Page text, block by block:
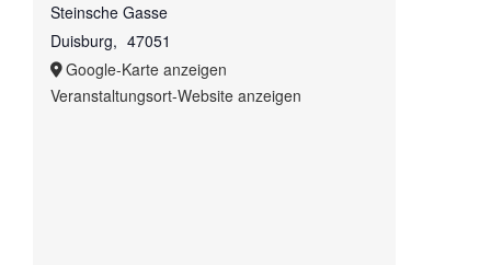
Steinsche Gasse
Duisburg, 47051
Google-Karte anzeigen
Veranstaltungsort-Website anzeigen